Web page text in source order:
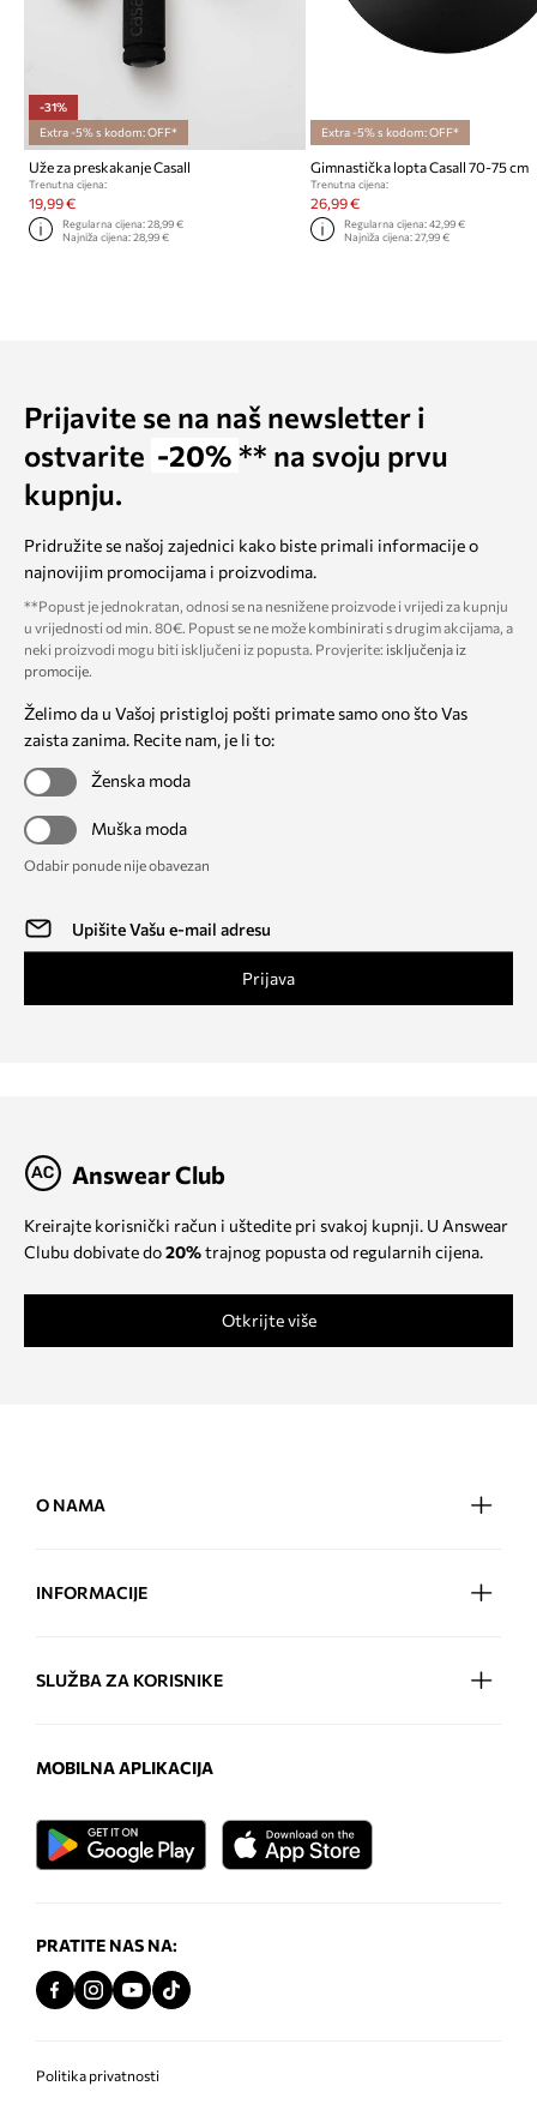
-31%
Extra -5% s kodom: OFF*
Uže za preskakanje Casall
Trenutna cijena:
19,99 €
Regularna cijena:28,99 €
Najniža cijena:28,99 €
Extra -5% s kodom: OFF*
Gimnastička lopta Casall 70-75 cm
Trenutna cijena:
26,99 €
Regularna cijena: 42,99 €
Najniža cijena: 27,99 €
Prijavite se na naš newsletter i
ostvarite -20% ** na svoju prvu
kupnju.
Pridružite se našoj zajednici kako biste primali informacije o
najnovijim promocijama i proizvodima.
**Popust je jednokratan, odnosi se na nesnižene proizvode i vrijedi za kupnju
u vrijednosti od min. 80€. Popust se ne može kombinirati s drugim akcijama, a
neki proizvodi mogu biti isključeni iz popusta. Provjerite: isključenja iz
promocije
Želimo da u Vašoj pristigloj pošti primate samo ono što Vas
zaista zanima. Recite nam, je li to:
Ženska moda
Muška moda
Odabir ponude nije obavezan
Prijava
Answear Club
Kreirajte korisnički račun i uštedite pri svakoj kupnji. U Answear
Clubu dobivate do20%trajnog popusta od regularnih cijena.
Otkrijte više
O NAMA
INFORMACIJE
SLUŽBA ZA KORISNIKE
MOBILNA APLIKACIJA
PRATITE NAS NA:
Politika privatnosti